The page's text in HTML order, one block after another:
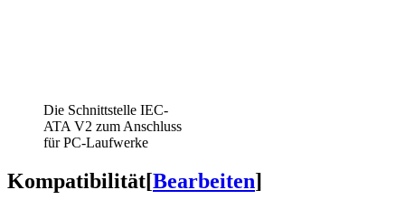
Die Schnittstelle IEC-
ATA V2 zum Anschluss
für PC-Laufwerke
Kompatibilität[Bearbeiten]